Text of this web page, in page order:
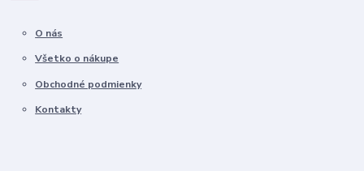
O nás
Všetko o nákupe
Obchodné podmienky
Kontakty